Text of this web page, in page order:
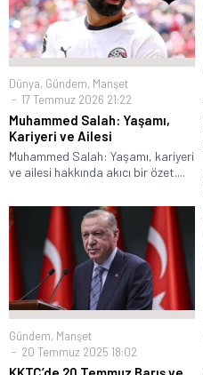
Dünya, Gündem, Manşet
17 Temmuz 2026 21:22
Muhammed Salah: Yaşamı,
Kariyeri ve Ailesi
Muhammed Salah: Yaşamı, kariyeri
ve ailesi hakkında akıcı bir özet....
Gündem, Manşet
20 Temmuz 2025 18:02